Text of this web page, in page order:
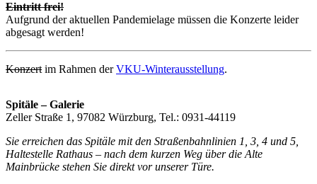
Eintritt frei!
Aufgrund der aktuellen Pandemielage müssen die Konzerte leider
abgesagt werden!
Konzert im Rahmen derVKU-Winterausstellung.
Spitäle – Galerie
Zeller Straße 1, 97082 Würzburg, Tel.: 0931-44119
Sie erreichen das Spitäle mit den Straßenbahnlinien 1, 3, 4 und 5,
Haltestelle Rathaus – nach dem kurzen Weg über die Alte
Mainbrücke stehen Sie direkt vor unserer Türe.